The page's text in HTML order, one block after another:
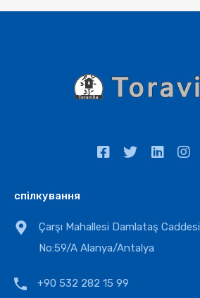
спілкування
Çarşı Mahallesi Damlataş Caddesi
No:59/A Alanya/Antalya
+90 532 282 15 99